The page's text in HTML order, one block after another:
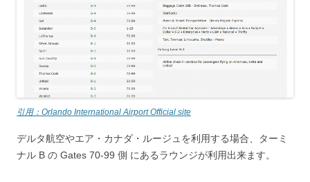
引用：Orlando International Airport Official site
デルタ航空やエア・カナダ・ルージュを利用する場合、ターミ
ナル B の Gates 70-99 側 にあるラウンジが利用出来ます。